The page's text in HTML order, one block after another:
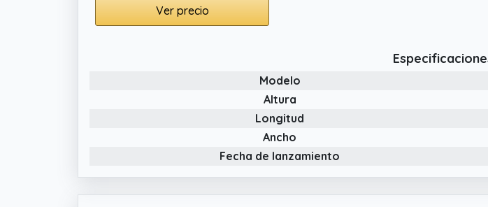
Ver precio
✔️ APTA PARA NIÑOS Y ADULTOS
Modelo
Altura
Longitud
Ancho
Fecha de lanzamiento